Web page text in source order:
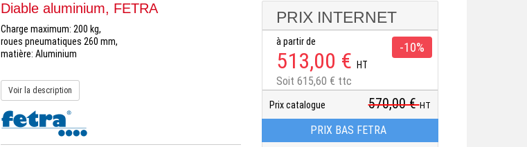
Diable aluminium, FETRA
Charge maximum: 200 kg,
roues pneumatiques 260 mm,
matière: Aluminium
Voir la description
PRIX INTERNET
à partir de
513,00 € HT
Soit 615,60 € ttc
-10%
Prix catalogue 570,00 €HT
PRIX BAS FETRA